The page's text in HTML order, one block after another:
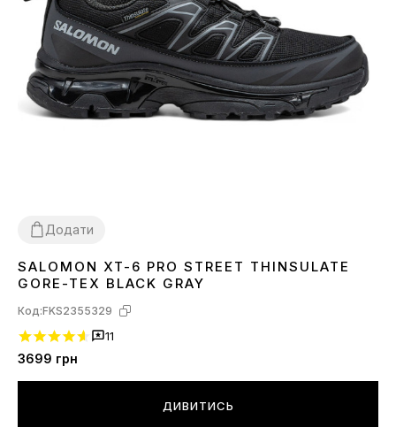
Додати
414243 44 45 46
SALOMON XT-6 PRO STREET THINSULATE
GORE-TEX BLACK GRAY
Код:FKS2355329
11
3699 грн
ДИВИТИСЬ